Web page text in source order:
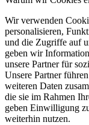
Wir verwenden
personalisieren,
und die Zugriffe auf
geben wir
unsere Partner für
Unsere Partner
weiteren Daten
die sie im Rahmen
geben Einwilligung
weiterhin nutzen.